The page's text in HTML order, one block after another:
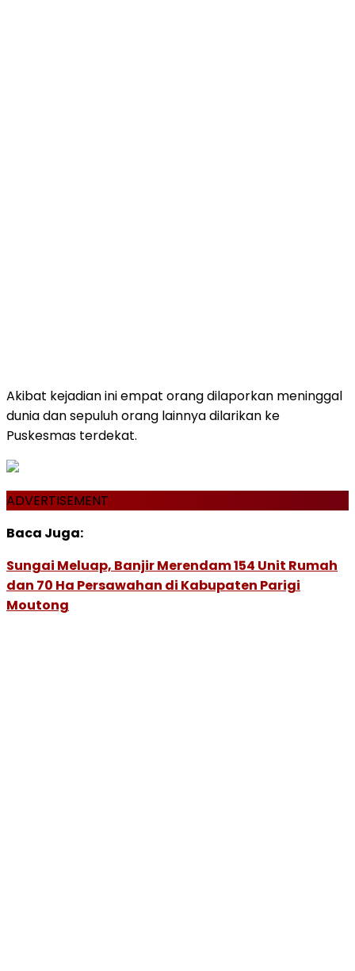
Akibat kejadian ini empat orang dilaporkan meninggal
dunia dan sepuluh orang lainnya dilarikan ke
Puskesmas terdekat.
ADVERTISEMENT
Baca Juga:
Sungai Meluap, Banjir Merendam 154 Unit Rumah
dan 70 Ha Persawahan di Kabupaten Parigi
Moutong